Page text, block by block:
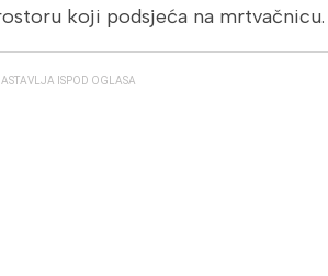
koji podsjeća na mrtvačnicu.
ISPOD OGLASA